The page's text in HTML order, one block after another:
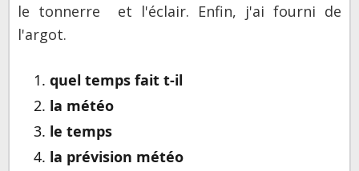
le tonnerre et l'éclair. Enfin, j'ai fourni de
l'argot.
quel temps fait t-il
la météo
le temps
la prévision météo